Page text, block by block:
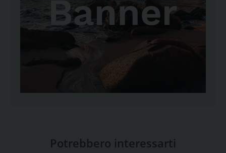
Potrebbero interessarti